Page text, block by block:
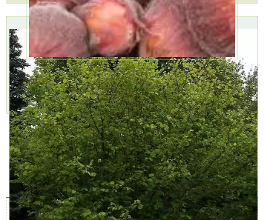
Доставка
курьером,
999 руб.
Доставим
через 1-2 дня
7 августа
Подробнее »
Самовывоз,
БЕСПЛАТНО
2 пункта
самовывоза,
Оплата,
Наличными,
Картой,
Подробнее »
Описание Характеристики
Доставка и оплата Отзывы (0)